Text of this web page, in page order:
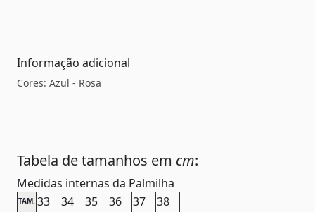
Informação adicional
Cores: Azul - Rosa
Tabela de tamanhos em cm:
Medidas internas da Palmilha
TAM. 33 34 35 36 37 38